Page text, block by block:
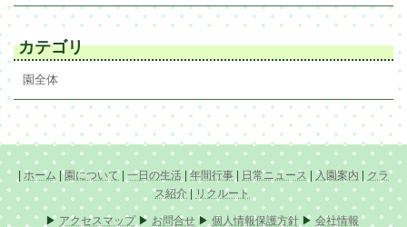
カテゴリ
園全体
| ホーム |園について| 一日の生活 |年間行事 | 日常ニュース | 入園案内 | クラ
ス紹介| リクルート
▶ アクセスマップ▶ お問合せ ▶ 個人情報保護方針 ▶ 会社情報